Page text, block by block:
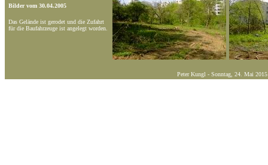
Bilder vom 30.04.2005
Das Gelände ist gerodet und die Zufahrt
für die Baufahrzeuge ist angelegt worden.
Peter Kungl - Sonntag, 24. Mai